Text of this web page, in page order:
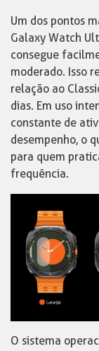
Um dos pontos
Galaxy Watch
consegue
moderado. Isso
relação ao
dias. Em uso
constante de
desempenho, o
para quem
frequência.
O sistema